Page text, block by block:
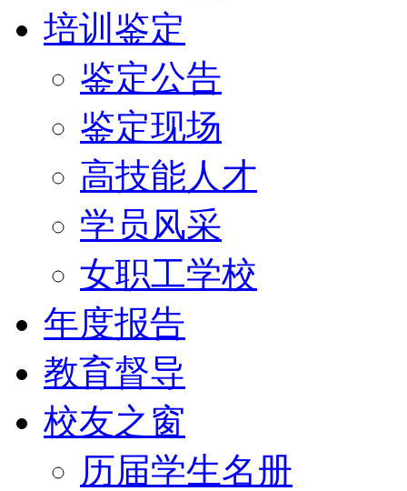
培训鉴定
鉴定公告
鉴定现场
高技能人才
学员风采
女职工学校
年度报告
教育督导
校友之窗
历届学生名册